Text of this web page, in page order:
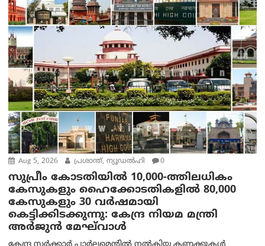
Aug 5, 2026 പ്രശാന്ത്, ന്യൂഡല്‍ഹി 0
സുപ്രീം കോടതിയിൽ 10,000-ത്തിലധികം
കേസുകളും ഹൈക്കോടതികളിൽ 80,000
കേസുകളും 30 വർഷമായി
കെട്ടിക്കിടക്കുന്നു: കേന്ദ്ര നിയമ മന്ത്രി
അര്‍ജുന്‍ മേഘ്‌വാള്‍